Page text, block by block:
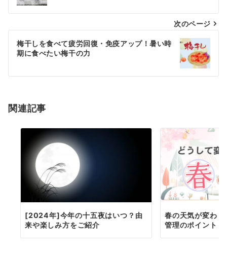
ナ
ビ
ゲ
シ
ン
次のページ
梅干しを食べて疲労回復・免疫アップ！暑い時
期に食べたい梅干の力
関連記事
[2024年]今年の十五夜はいつ？由
来や楽しみ方をご紹介
春の天気が変わ
管理のポイント